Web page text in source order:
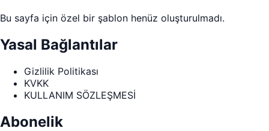
Bu sayfa için özel bir şablon henüz oluşturulmadı.
Yasal Bağlantılar
Gizlilik Politikası
KVKK
KULLANIM SÖZLEŞMESİ
Abonelik